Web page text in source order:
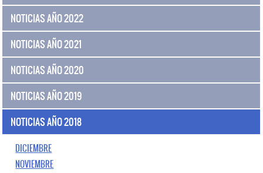
NOTICIAS AÑO 2022
NOTICIAS AÑO 2021
NOTICIAS AÑO 2020
NOTICIAS AÑO 2019
NOTICIAS AÑO 2018
DICIEMBRE
NOVIEMBRE